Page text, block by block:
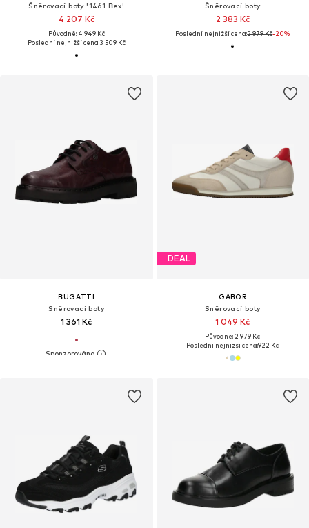
Šněrovací boty '1461 Bex'
4 207 Kč
Původně: 4 949 Kč
Poslední nejnižší cena:3 509 Kč
Šněrovací boty
2 383 Kč
Poslední nejnižší cena:2 979 Kč-20%
BUGATTI
Šněrovací boty
1 361 Kč
DEAL
GABOR
Šněrovací boty
1 049 Kč
Původně: 2 979 Kč
Poslední nejnižší cena:922 Kč